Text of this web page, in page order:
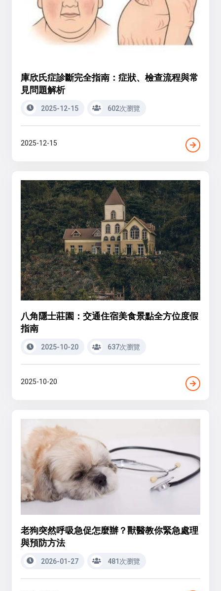
庫欣氏症診斷完全指南：症狀、檢查流程與常
見問題解析
2025-12-15 602次瀏覽
2025-12-15
八角隱士莊園：交通住宿美食景點全方位度假
指南
2025-10-20 637次瀏覽
2025-10-20
老狗突然呼吸急促怎麼辦？獸醫教你緊急處理
與預防方法
2026-01-27 481次瀏覽